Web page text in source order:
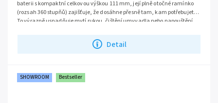
Detail
baterii s kompaktní celkovou výškou 111 mm, její plně otočné ramínko
(rozsah 360 stupňů) zajišťuje, že dosáhne přesně tam, kam potřebujete.
To výrazně usnadňuje mytí rukou, čištění umyvadla nebo napouštění
Když baterii nepoužíváte, můžete ramínko jednoduše odsunout ke
straně, čímž získáte více prostoru nad umyvadlem.
SHOWROOM Bestseller